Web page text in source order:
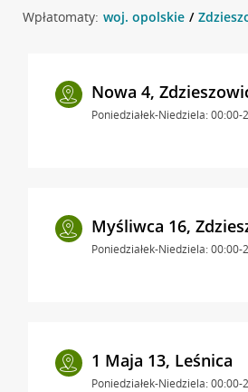
Wpłatomaty: woj. opolskie
Nowa 4,
Poniedziałek-Niedziela: 00:00-
Myśliwca 16,
Poniedziałek-Niedziela: 00:00-
1 Maja 13, Leśnica
Poniedziałek-Niedziela: 00:00-